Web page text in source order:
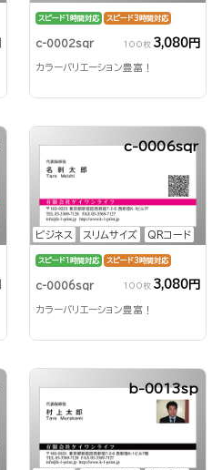
スピード1時間対応 スピード3時間対応
c-0002sqr 100枚 3,080円
カラーバリエーション豊富！
ビジネス スリムサイズ QRコード
c-0006sqr
スピード1時間対応 スピード3時間対応
c-0006sqr 100枚 3,080円
カラーバリエーション豊富！
b-0013sp